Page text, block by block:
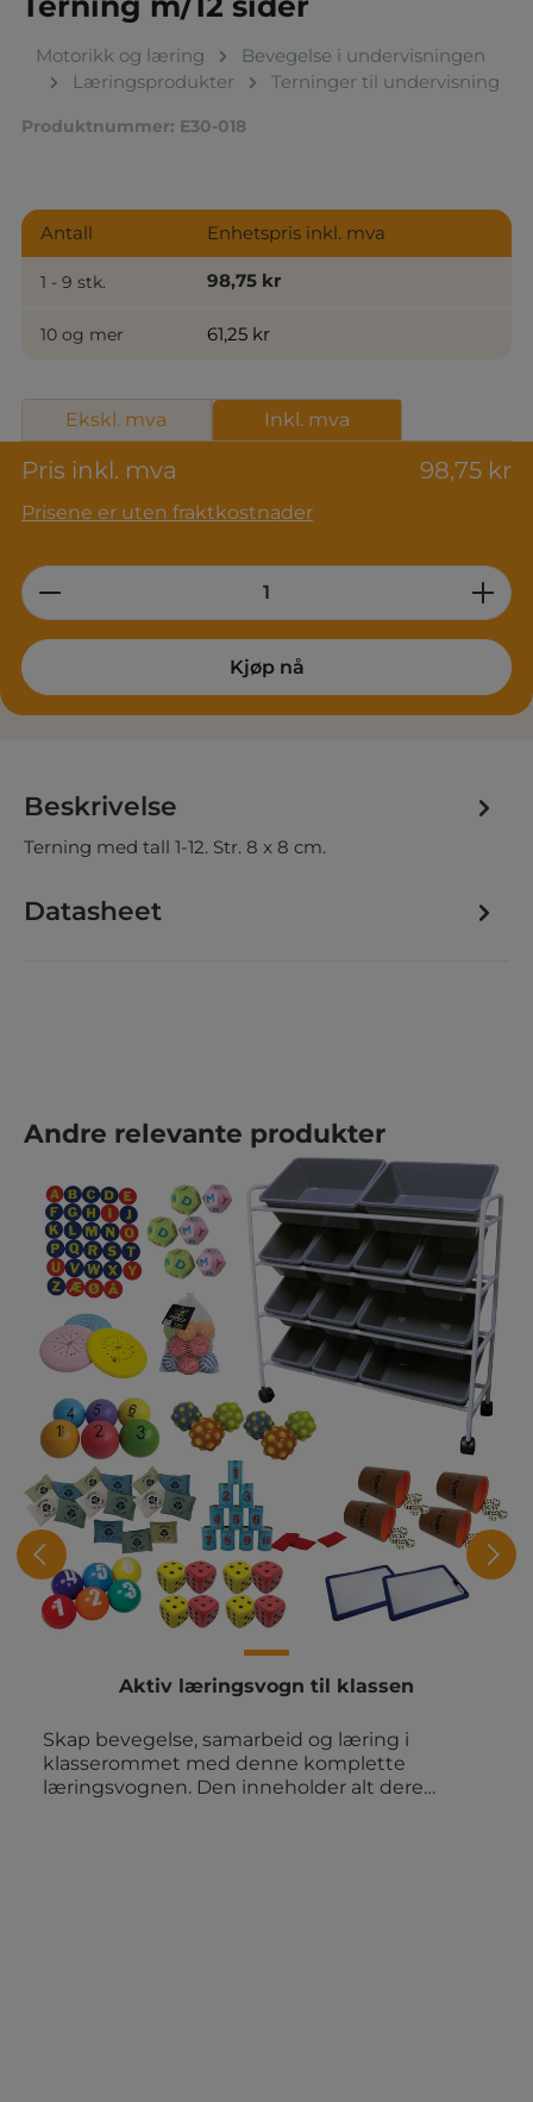
Motorikk og læring
Bevegelse i undervisningen
Læringsprodukter
Terninger til undervisning
Produktnummer: E30-018
Pris inkl. mva 98,75 kr
Prisene er uten fraktkostnader
Antall Enhetspris inkl. mva
1 - 9 stk. 98,75 kr
10 og mer 61,25 kr
Ekskl. mva Inkl. mva
Product Quantity: Enter the desired
Kjøp nå
Beskrivelse
Terning med tall 1-12. Str. 8 x 8 cm.
Datasheet
Hopp over produktgalleri
Andre relevante produkter
Aktiv læringsvogn til klassen
Skap bevegelse, samarbeid og læring i
klasserommet med denne komplette
læringsvognen. Den inneholder alt dere